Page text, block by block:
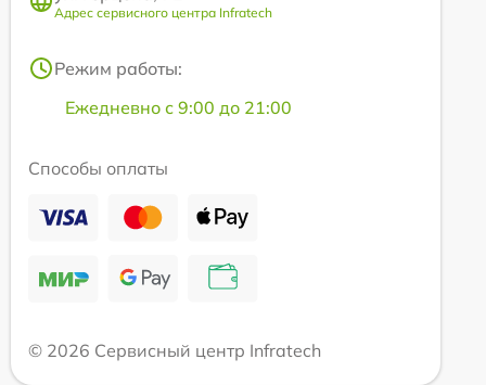
Адрес сервисного центра Infratech
Режим работы:
Ежедневно с 9:00 до 21:00
Способы оплаты
© 2026 Сервисный центр Infratech